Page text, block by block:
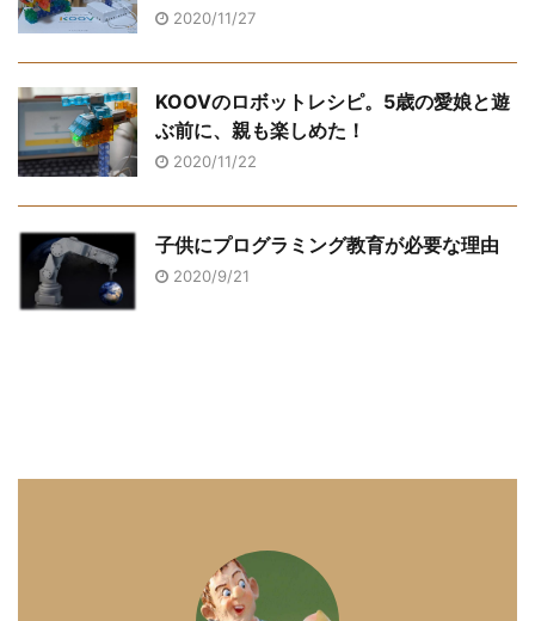
2020/11/27
KOOVのロボットレシピ。5歳の愛娘と遊
ぶ前に、親も楽しめた！
2020/11/22
子供にプログラミング教育が必要な理由
2020/9/21